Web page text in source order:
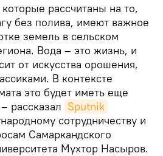
рассчитаны на то,
без полива, имеют важное
земель в сельском
Вода – это жизнь, и
от искусства орошения,
В контексте
это будет иметь еще
рассказал Sputnik
сотрудничеству и
Самаркандского
Мухтор Насыров.